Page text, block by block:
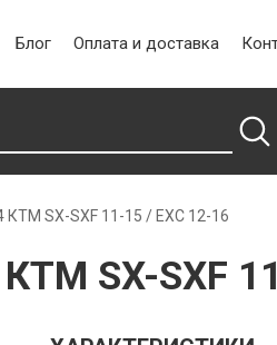
Блог Оплата и доставка
КТМ SX-SXF 11-15 / EXC 12-16
SX-SXF